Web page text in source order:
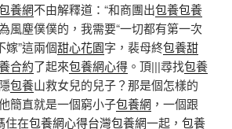
養網不由解釋道：“和商團出包養包養
風塵僕僕的，我需要“一切都有第一次
嫁”這兩個甜心花園字，裴母終包養甜
合約了起來包養網心得 。頂|||尋找包養
包養山救女兒的兒子？那是個怎樣的
簡直就是一個窮小子包養網 ，一個跟
住在包養網心得台灣包養網一起， 包養